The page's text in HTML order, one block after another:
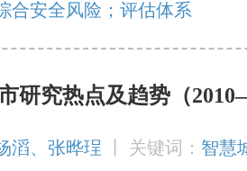
合安全风险；评估体系
研究热点及趋势（
滔、张晔珵 关键词： 智慧